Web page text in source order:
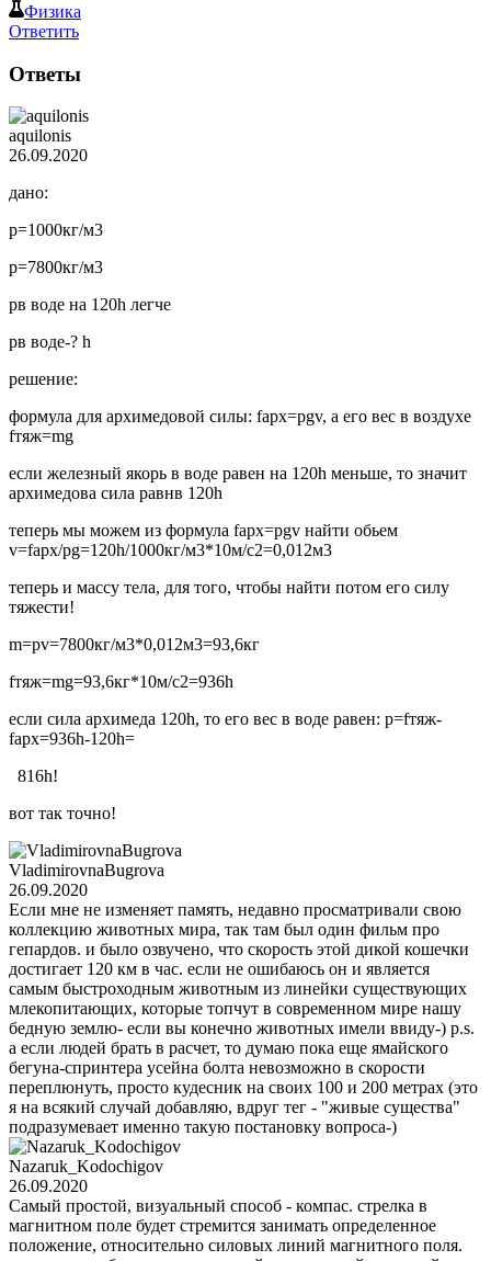
Физика
Ответить
Ответы
aquilonis
26.09.2020
дано:
p=1000кг/м3
p=7800кг/м3
pв воде на 120h легче
pв воде-? h
решение:
формула для архимедовой силы: fарх=pgv, а его вес в воздухе
fтяж=mg
если железный якорь в воде равен на 120h меньше, то значит
архимедова сила равнв 120h
теперь мы можем из формула fарх=pgv найти обьем
v=fарх/pg=120h/1000кг/м3*10м/с2=0,012м3
теперь и массу тела, для того, чтобы найти потом его силу
тяжести!
m=pv=7800кг/м3*0,012м3=93,6кг
fтяж=mg=93,6кг*10м/с2=936h
если сила архимеда 120h, то его вес в воде равен: p=fтяж-
fарх=936h-120h=
816h!
вот так точно!
VladimirovnaBugrova
26.09.2020
Если мне не изменяет память, недавно просматривали свою
коллекцию животных мира, так там был один фильм про
гепардов. и было озвучено, что скорость этой дикой кошечки
достигает 120 км в час. если не ошибаюсь он и является
самым быстроходным животным из линейки существующих
млекопитающих, которые топчут в современном мире нашу
бедную землю- если вы конечно животных имели ввиду-) p.s.
а если людей брать в расчет, то думаю пока еще ямайского
бегуна-спринтера усейна болта невозможно в скорости
переплюнуть, просто кудесник на своих 100 и 200 метрах (это
я на всякий случай добавляю, вдруг тег - "живые существа"
подразумевает именно такую постановку вопроса-)
Nazaruk_Kodochigov
26.09.2020
Самый простой, визуальный способ - компас. стрелка в
магнитном поле будет стремится занимать определенное
положение, относительно силовых линий магнитного поля.